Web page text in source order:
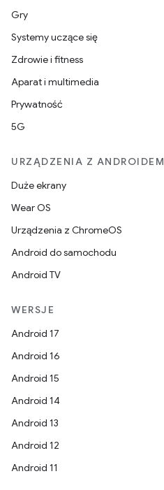
Gry
Systemy uczące się
Zdrowie i fitness
Aparat i multimedia
Prywatność
5G
URZĄDZENIA Z ANDROIDEM
Duże ekrany
Wear OS
Urządzenia z ChromeOS
Android do samochodu
Android TV
WERSJE
Android 17
Android 16
Android 15
Android 14
Android 13
Android 12
Android 11